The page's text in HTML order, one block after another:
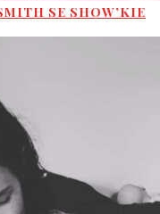
SE SHOW’KIE